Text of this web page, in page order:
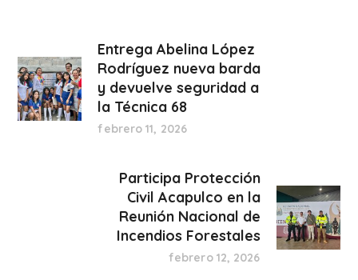
Entrega Abelina López
Rodríguez nueva barda
y devuelve seguridad a
la Técnica 68
febrero 11, 2026
Participa Protección
Civil Acapulco en la
Reunión Nacional de
Incendios Forestales
febrero 12, 2026